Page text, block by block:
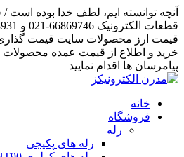
آنچه توانسته ایم، لطف خدا بوده است /
قیمت ارز محصولات سایت قیمت گذاری
خرید و اطلاع از قیمت عمده محصولات
پیامرسان ها اقدام نمایید
خانه
فروشگاه
رله
رله های پکیجی